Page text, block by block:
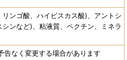
ンゴ酸、ハイビスカス酸)、アントシ
ンなど)、粘液質、ペクチン、ミネラ
なく変更する場合があります